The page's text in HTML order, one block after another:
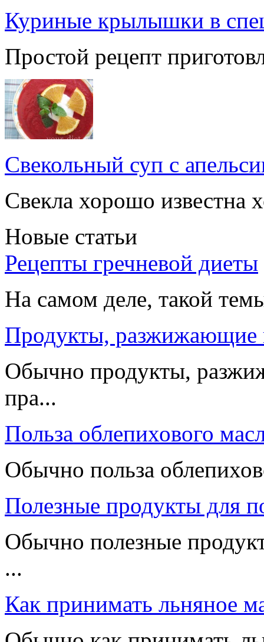
Куриные крылышки в
Простой рецепт
Свекольный суп с
Свекла хорошо известна
Новые статьи
Рецепты гречневой диеты
На самом деле, такой
Продукты, разжижающие
Обычно продукты,
пра...
Польза облепихового
Обычно польза
Полезные продукты для
Обычно полезные
...
Как принимать льняное